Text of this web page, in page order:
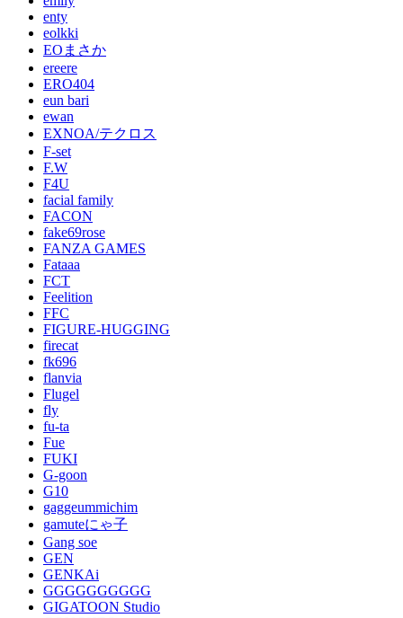
enty
eolkki
EOまさか
ereere
ERO404
eun bari
ewan
EXNOA/テクロス
F-set
F.W
F4U
facial family
FACON
fake69rose
FANZA GAMES
Fataaa
FCT
Feelition
FFC
FIGURE-HUGGING
firecat
fk696
flanvia
Flugel
fly
fu-ta
Fue
FUKI
G-goon
G10
gaggeummichim
gamuteにゃ子
Gang soe
GEN
GENKAi
GGGGGGGGGG
GIGATOON Studio